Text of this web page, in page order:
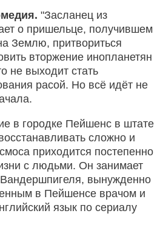
"Засланец из
о пришельце, получившем
Землю, притвориться
вторжение инопланетян
не выходит стать
расой. Но всё идёт не
в городке Пейшенс в штате
сложно и
приходится постепенно
с людьми. Он занимает
вынужденно
в Пейшенсе врачом и
язык по сериалу